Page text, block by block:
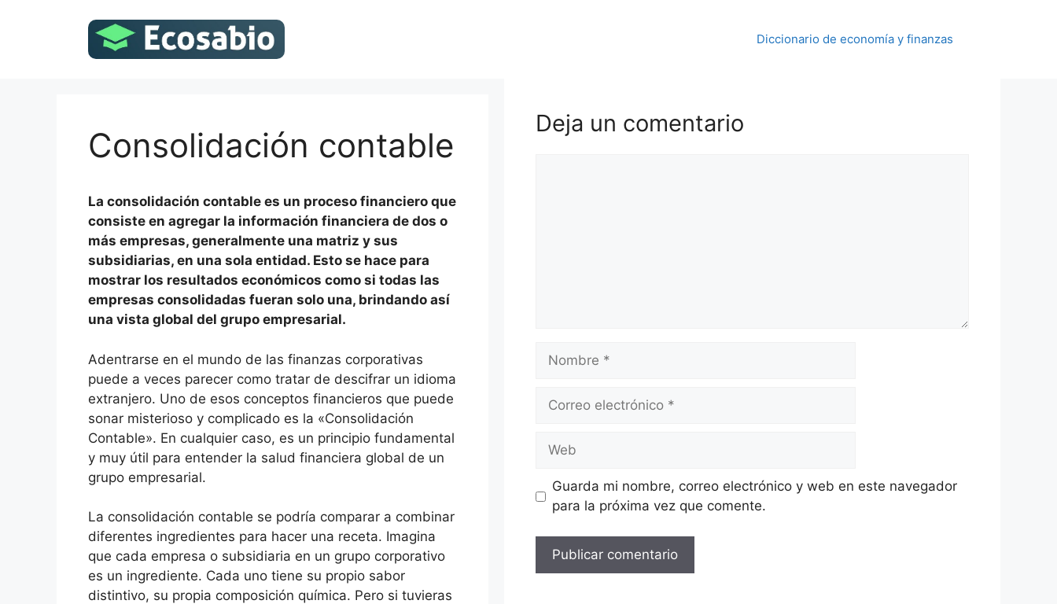
Diccionario de economía y finanzas
Consolidación contable
La consolidación contable es un proceso financiero que
consiste en agregar la información financiera de dos o
más empresas, generalmente una matriz y sus
subsidiarias, en una sola entidad. Esto se hace para
mostrar los resultados económicos como si todas las
empresas consolidadas fueran solo una, brindando así
una vista global del grupo empresarial.
Adentrarse en el mundo de las finanzas corporativas
puede a veces parecer como tratar de descifrar un idioma
extranjero. Uno de esos conceptos financieros que puede
sonar misterioso y complicado es la «Consolidación
Contable». En cualquier caso, es un principio fundamental
y muy útil para entender la salud financiera global de un
grupo empresarial.
La consolidación contable se podría comparar a combinar
diferentes ingredientes para hacer una receta. Imagina
que cada empresa o subsidiaria en un grupo corporativo
es un ingrediente. Cada uno tiene su propio sabor
distintivo, su propia composición química. Pero si tuvieras
Deja un comentario
Nombre
Correo
Web
Guarda mi nombre, correo electrónico y web en este navegador
para la próxima vez que comente.